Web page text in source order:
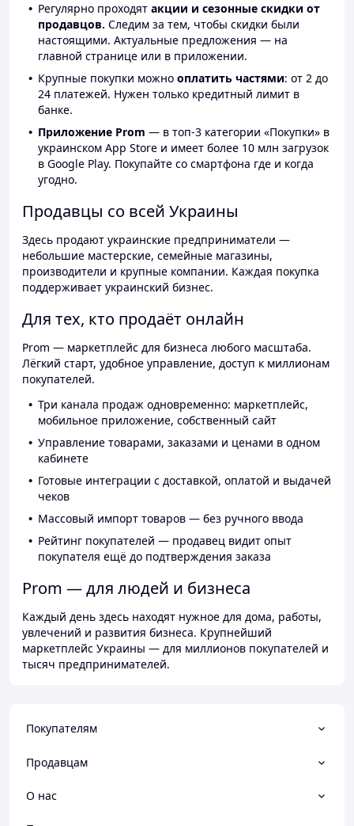
Регулярно проходят акции и сезонные скидки от
продавцов. Следим за тем, чтобы скидки были
настоящими. Актуальные предложения — на
главной странице или в приложении.
Крупные покупки можно оплатить частями: от 2 до
24 платежей. Нужен только кредитный лимит в
банке.
Приложение Prom — в топ-3 категории «Покупки» в
украинском App Store и имеет более 10 млн загрузок
в Google Play. Покупайте со смартфона где и когда
угодно.
Продавцы со всей Украины
Здесь продают украинские предприниматели —
небольшие мастерские, семейные магазины,
производители и крупные компании. Каждая покупка
поддерживает украинский бизнес.
Для тех, кто продаёт онлайн
Prom — маркетплейс для бизнеса любого масштаба.
Лёгкий старт, удобное управление, доступ к миллионам
покупателей.
Три канала продаж одновременно: маркетплейс,
мобильное приложение, собственный сайт
Управление товарами, заказами и ценами в одном
кабинете
Готовые интеграции с доставкой, оплатой и выдачей
чеков
Массовый импорт товаров — без ручного ввода
Рейтинг покупателей — продавец видит опыт
покупателя ещё до подтверждения заказа
Prom — для людей и бизнеса
Каждый день здесь находят нужное для дома, работы,
увлечений и развития бизнеса. Крупнейший
маркетплейс Украины — для миллионов покупателей и
тысяч предпринимателей.
Покупателям
Продавцам
О нас